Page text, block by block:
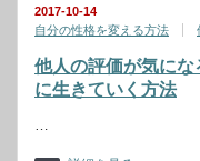
2017-10-14
自分の性格を変える方法
他人の評価が気に
に生きていく方法
…